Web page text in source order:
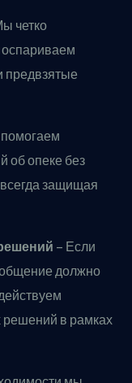
четко
оспариваем
предвзятые
об опеке без
защищая
– Если
должно
решений в рамках